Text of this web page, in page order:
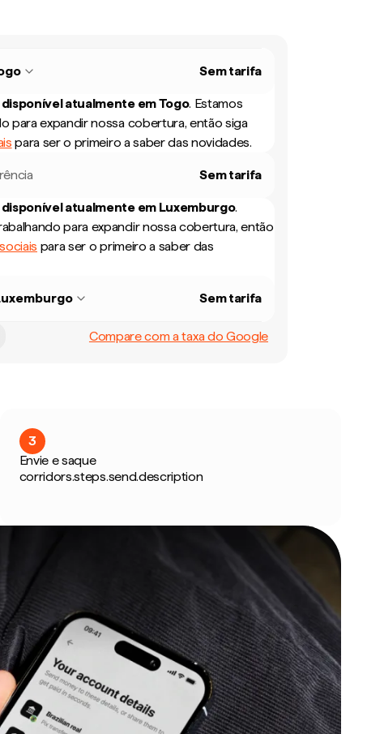
Sem tarifa
atualmente emTogo. Estamos
para expandir nossa cobertura, então siga
para ser o primeiro a saber das novidades.
Sem tarifa
atualmente em Luxemburgo.
para expandir nossa cobertura, então
para ser o primeiro a saber das
Sem tarifa
Compare com a taxa do Google
3
Envie e saque
corridors.steps.send.description